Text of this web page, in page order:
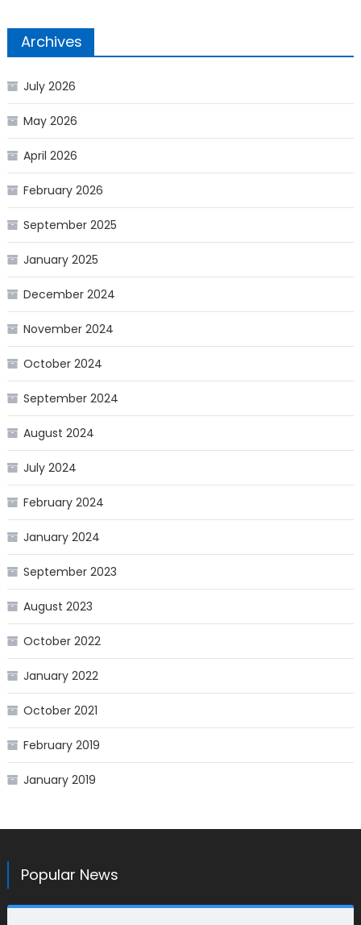
Archives
July 2026
May 2026
April 2026
February 2026
September 2025
January 2025
December 2024
November 2024
October 2024
September 2024
August 2024
July 2024
February 2024
January 2024
September 2023
August 2023
October 2022
January 2022
October 2021
February 2019
January 2019
Popular News